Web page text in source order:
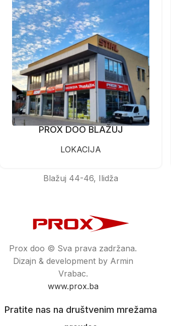
PROX DOO BLAŽUJ
LOKACIJA
Blažuj 44-46, Ilidža
Prox doo © Sva prava zadržana.
Dizajn & development by Armin
Vrabac.
www.prox.ba
Pratite nas na društvenim mrežama